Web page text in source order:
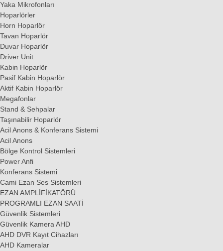
Yaka Mikrofonları
Hoparlörler
Horn Hoparlör
Tavan Hoparlör
Duvar Hoparlör
Driver Unit
Kabin Hoparlör
Pasif Kabin Hoparlör
Aktif Kabin Hoparlör
Megafonlar
Stand & Sehpalar
Taşınabilir Hoparlör
Acil Anons & Konferans Sistemi
Acil Anons
Bölge Kontrol Sistemleri
Power Anfi
Konferans Sistemi
Cami Ezan Ses Sistemleri
EZAN AMPLİFİKATÖRÜ
PROGRAMLI EZAN SAATİ
Güvenlik Sistemleri
Güvenlik Kamera AHD
AHD DVR Kayıt Cihazları
AHD Kameralar